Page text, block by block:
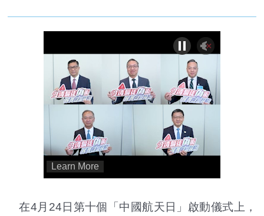
在4月24日第十個「中國航天日」啟動儀式上，